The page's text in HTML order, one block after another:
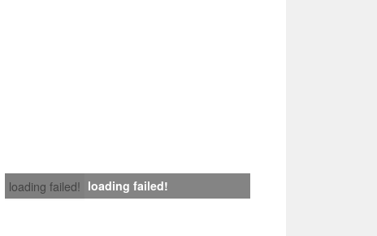
loading failed! loading failed!